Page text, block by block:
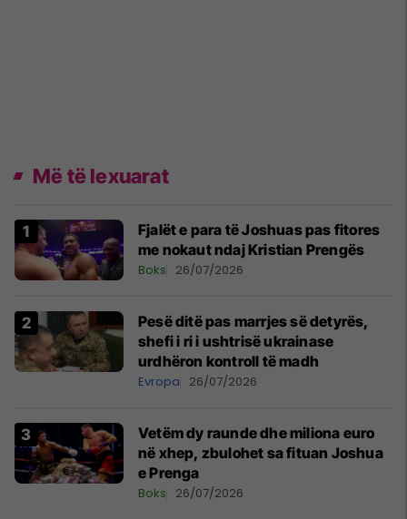
Më të lexuarat
Fjalët e para të Joshuas pas fitores
me nokaut ndaj Kristian Prengës
Boks 26/07/2026
Pesë ditë pas marrjes së detyrës,
shefi i ri i ushtrisë ukrainase
urdhëron kontroll të madh
Evropa 26/07/2026
Vetëm dy raunde dhe miliona euro
në xhep, zbulohet sa fituan Joshua
e Prenga
Boks 26/07/2026